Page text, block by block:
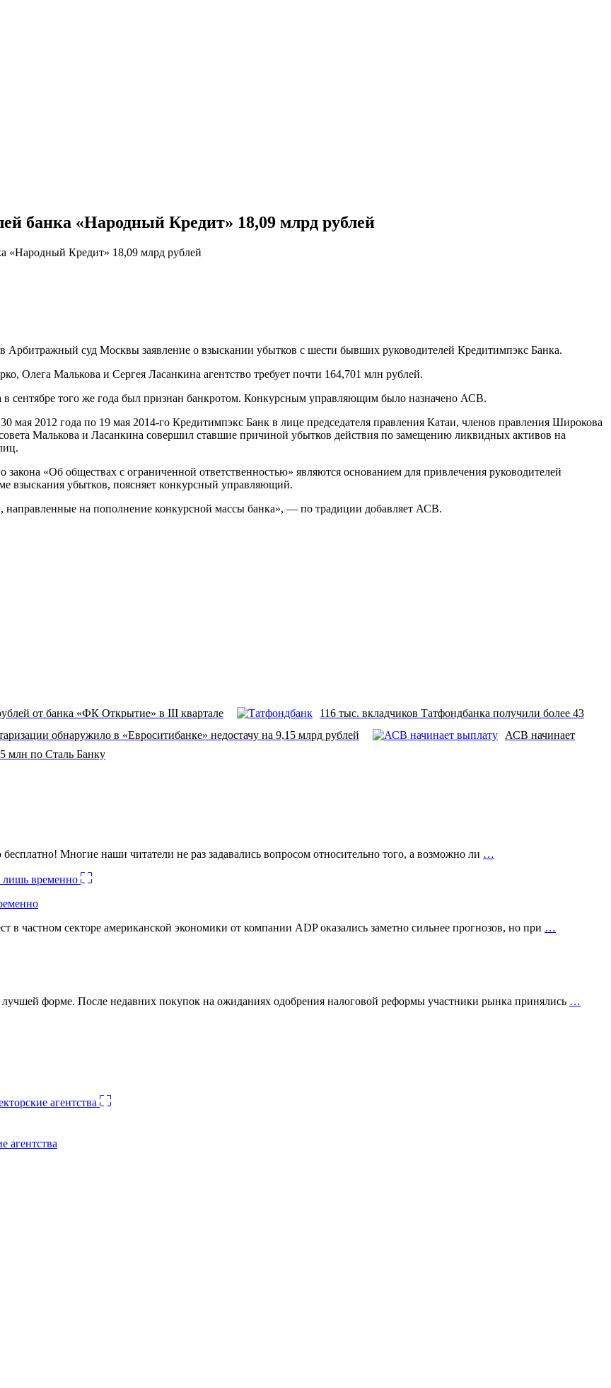
банка «Народный Кредит» 18,09 млрд рублей
«Народный Кредит» 18,09 млрд рублей
Арбитражный суд Москвы заявление о взыскании убытков с шести бывших руководителей Кредитимпэкс Банка.
Малькова и Сергея Ласанкина агентство требует почти 164,701 млн рублей.
сентябре того же года был признан банкротом. Конкурсным управляющим было назначено АСВ.
мая 2012 года по 19 мая 2014-го Кредитимпэкс Банк в лице председателя правления Катаи, членов правления Широкова
Малькова и Ласанкина совершил ставшие причиной убытков действия по замещению ликвидных активов на
закона «Об обществах с ограниченной ответственностью» являются основанием для привлечения руководителей
взыскания убытков, поясняет конкурсный управляющий.
направленные на пополнение конкурсной массы банка», — по традиции добавляет АСВ.
от банка «ФК Открытие» в III квартале
116 тыс. вкладчиков Татфондбанка получили более 43
обнаружило в «Евроситибанке» недостачу на 9,15 млрд рублей
АСВ начинает
млн по Сталь Банку
Многие наши читатели не раз задавались вопросом относительно того, а возможно ли …
частном секторе американской экономики от компании ADP оказались заметно сильнее прогнозов, но при …
лучшей форме. После недавних покупок на ожиданиях одобрения налоговой реформы участники рынка принялись …
агентства